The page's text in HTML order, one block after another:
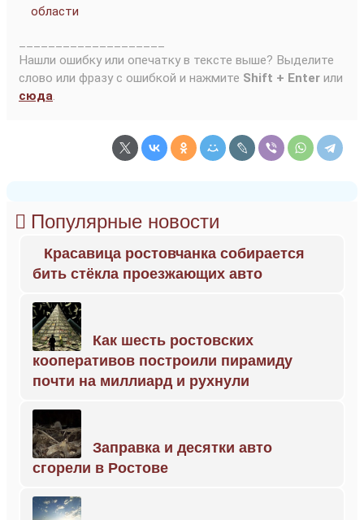
области
Нашли ошибку или опечатку в тексте выше? Выделите
слово или фразу с ошибкой и нажмите Shift + Enter или
сюда.
Популярные новости
Красавица ростовчанка собирается
бить стёкла проезжающих авто
Как шесть ростовских
кооперативов построили пирамиду
почти на миллиард и рухнули
Заправка и десятки авто
сгорели в Ростове